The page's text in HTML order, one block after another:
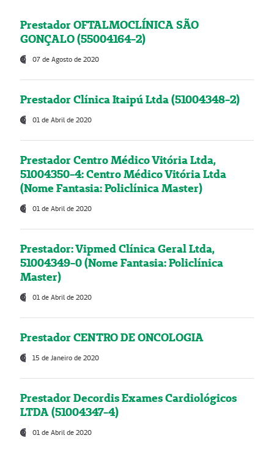
Prestador OFTALMOCLÍNICA SÃO
GONÇALO (55004164-2)
07 de Agosto de 2020
Prestador Clínica Itaipú Ltda (51004348-2)
01 de Abril de 2020
Prestador Centro Médico Vitória Ltda,
51004350-4: Centro Médico Vitória Ltda
(Nome Fantasia: Policlínica Master)
01 de Abril de 2020
Prestador: Vipmed Clínica Geral Ltda,
51004349-0 (Nome Fantasia: Policlínica
Master)
01 de Abril de 2020
Prestador CENTRO DE ONCOLOGIA
15 de Janeiro de 2020
Prestador Decordis Exames Cardiológicos
LTDA (51004347-4)
01 de Abril de 2020